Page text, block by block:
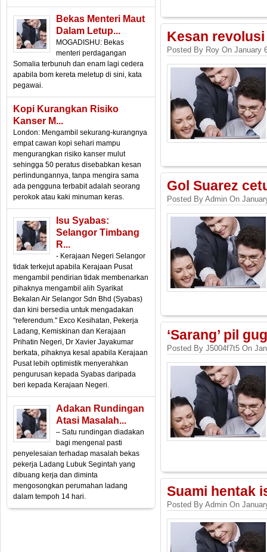
Bekas Menteri Maut
Dalam Letup...
MOGADISHU: Bekas
menteri perdagangan
Somalia terbunuh dan enam lagi cedera
apabila bom kereta meletup di sini, kata
pegawai.
Kopi Kurangkan Risiko
Kanser M...
London: Mengambil sekurang-kurangnya
empat cawan kopi sehari mampu
mengurangkan risiko kanser mulut
sehingga 50 peratus disebabkan kesan
perlindungannya, tanpa mengira sama
ada pengguna terbabit adalah seorang
perokok atau kaki minuman keras.
Isu Syabas:
Selangor Timbang
R...
- Kerajaan Negeri Selangor
tidak terkejut apabila Kerajaan Pusat
mengambil pendirian tidak membenarkan
pihaknya mengambil alih Syarikat
Bekalan Air Selangor Sdn Bhd (Syabas)
dan kini bersedia untuk mengadakan
"referendum." Exco Kesihatan, Pekerja
Ladang, Kemiskinan dan Kerajaan
Prihatin Negeri, Dr Xavier Jayakumar
berkata, pihaknya kesal apabila Kerajaan
Pusat lebih optimistik menyerahkan
pengurusan kepada Syabas daripada
beri kepada Kerajaan Negeri.
Adakan Rundingan
Atasi Masalah...
– Satu rundingan diadakan
bagi mengenal pasti
penyelesaian terhadap masalah bekas
pekerja Ladang Lubuk Segintah yang
dibuang kerja dan diminta
mengosongkan perumahan ladang
dalam tempoh 14 hari.
Kesan
Posted By Roy On January
Gol Suarez
Posted By Admin On
‘Sarang’ pil
Posted By J5004f7t5 On
Suami hentak
Posted By Admin On